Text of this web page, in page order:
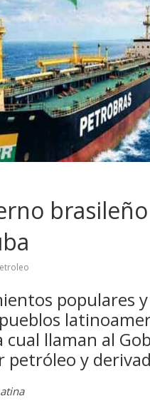
populares
llaman al
petróleo y